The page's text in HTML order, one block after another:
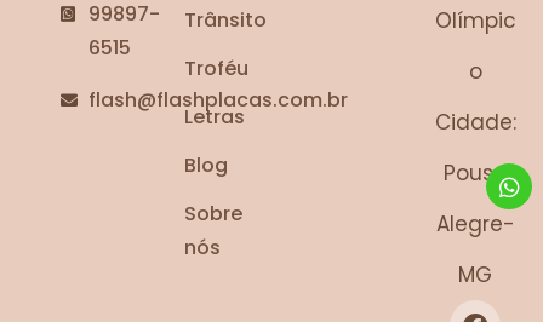
99897-
6515
flash@flashplacas.com.br
Trânsito
Troféu
Letras
Blog
Sobre
nós
Olímpic
o
Cidade:
Pouso
Alegre-
MG